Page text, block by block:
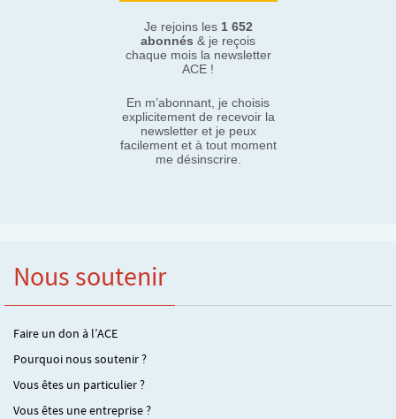
Je rejoins les 1 652
abonnés & je reçois
chaque mois la newsletter
ACE !
En m’abonnant, je choisis
explicitement de recevoir la
newsletter et je peux
facilement et à tout moment
me désinscrire.
Nous soutenir
Faire un don à l’ACE
Pourquoi nous soutenir ?
Vous êtes un particulier ?
Vous êtes une entreprise ?